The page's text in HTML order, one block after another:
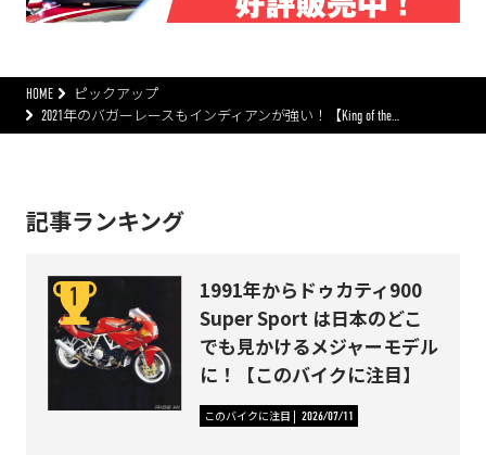
HOME
ピックアップ
2021年のバガーレースもインディアンが強い！【King of the…
記事ランキング
1991年からドゥカティ900
Super Sport は日本のどこ
でも見かけるメジャーモデル
に！【このバイクに注目】
このバイクに注目 2026/07/11